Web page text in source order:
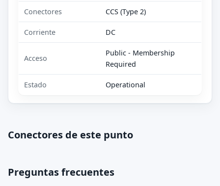
Conectores CCS (Type 2)
Corriente DC
Acceso
Public - Membership
Required
Estado Operational
Conectores de este punto
Preguntas frecuentes